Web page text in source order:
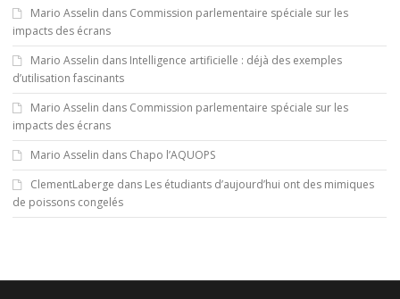
Mario Asselin dans Commission parlementaire spéciale sur les
impacts des écrans
Mario Asselin dans Intelligence artificielle : déjà des exemples
d’utilisation fascinants
Mario Asselin dans Commission parlementaire spéciale sur les
impacts des écrans
Mario Asselin dans Chapo l’AQUOPS
ClementLaberge dans Les étudiants d’aujourd’hui ont des mimiques
de poissons congelés